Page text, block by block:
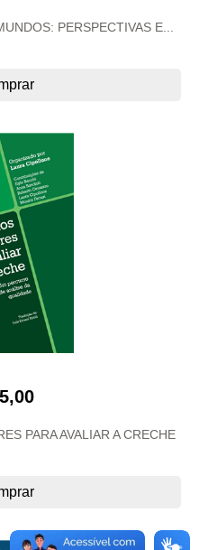
PERSPECTIVAS E...
PARA AVALIAR A CRECHE